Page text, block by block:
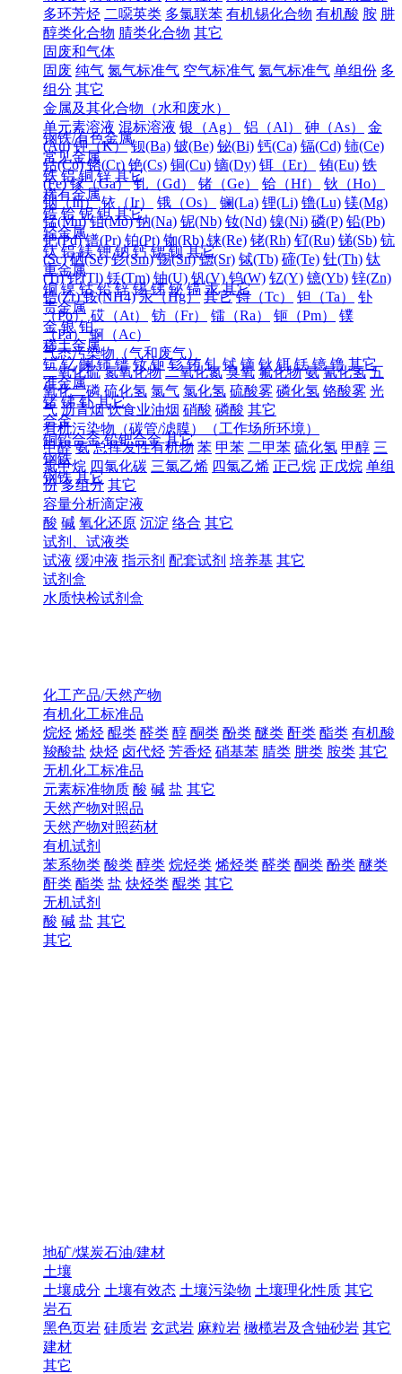
多环芳烃 二噁英类 多氯联苯 有机锡化合物 有机酸 胺 肼
醇类化合物 腈类化合物 其它
固废和气体
固废 纯气 氮气标准气 空气标准气 氦气标准气 单组份 多
组分 其它
金属及其化合物（水和废水）
单元素溶液 混标溶液 银（Ag） 铝（Al） 砷（As）
金
(Au) 钾（K） 钡(Ba) 铍(Be) 铋(Bi) 钙(Ca) 镉(Cd) 铈(Ce)
钴(Co) 铬(Cr) 铯(Cs) 铜(Cu) 镝(Dy) 铒（Er） 铕(Eu) 铁
(Fe) 镓（Ga） 钆（Gd） 锗（Ge） 铪（Hf）
钬（Ho）
铟（In） 铱（Ir） 锇（Os） 镧(La) 锂(Li) 镥(Lu) 镁(Mg)
锰(Mn) 钼(Mo) 钠(Na) 铌(Nb) 钕(Nd) 镍(Ni) 磷(P) 铅(Pb)
钯(Pd) 镨(Pr) 铂(Pt) 铷(Rb) 铼(Re) 铑(Rh) 钌(Ru) 锑(Sb) 钪
(Sc) 硒(Se) 钐(Sm) 锡(Sn) 锶(Sr) 铽(Tb) 碲(Te) 钍(Th) 钛
(Ti) 铊(Tl) 铥(Tm) 铀(U) 钒(V) 钨(W) 钇(Y) 镱(Yb) 锌(Zn)
锆(Zr) 铵(NH4) 汞（Hg） 其它 锝（Tc） 钽（Ta）
钋
（Po） 砹（At） 钫（Fr） 镭（Ra） 钷（Pm）
镤
（Pa） 锕（Ac）
气态污染物（气和废气）
二氧化硫 氮氧化物 二氧化氮 臭氧 氟化物 氨 氰化氢 五
氧化二磷 硫化氢 氯气 氯化氢 硫酸雾 磷化氢 铬酸雾 光
气 沥青烟 饮食业油烟 硝酸 磷酸 其它
有机污染物（碳管/滤膜）（工作场所环境）
甲醛 氨 总挥发性有机物 苯 甲苯 二甲苯 硫化氢 甲醇 三
氯甲烷 四氯化碳 三氯乙烯 四氯乙烯 正己烷 正戊烷 单组
份 多组分 其它
容量分析滴定液
酸 碱 氧化还原 沉淀 络合 其它
试剂、试液类
试液 缓冲液 指示剂 配套试剂 培养基 其它
试剂盒
水质快检试剂盒
钢铁/有色金属
常见金属
铁 铝 铜 锌 其它
稀有金属
锆 铪 铌 钽 其它
轻金属
钛 铝 镁 钾 钠 钙 锶 钡 其它
重金属
铜 镍 钴 铅 锌 锡 锑 铋 镉 汞 其它
贵金属
金 银 铂
稀土金属
钪 钇 镧 铈 镨 钕 钷 钐 铕 钆 铽 镝 钬 铒 铥 镱 镥 其它
准金属
锗 锑 钋 其它
合金
铜铅合金 铅钯合金 其它
钢铁
钢铁 其它
化工产品/天然产物
有机化工标准品
烷烃 烯烃 醌类 醛类 醇 酮类 酚类 醚类 酐类 酯类 有机酸
羧酸盐 炔烃 卤代烃 芳香烃 硝基苯 腈类 肼类 胺类 其它
无机化工标准品
元素标准物质 酸 碱 盐 其它
天然产物对照品
天然产物对照药材
有机试剂
苯系物类 酸类 醇类 烷烃类 烯烃类 醛类 酮类 酚类 醚类
酐类 酯类 盐 炔烃类 醌类 其它
无机试剂
酸 碱 盐 其它
其它
地矿/煤炭石油/建材
土壤
土壤成分 土壤有效态 土壤污染物 土壤理化性质 其它
岩石
黑色页岩 硅质岩 玄武岩 麻粒岩 橄榄岩及含铀砂岩 其它
建材
其它